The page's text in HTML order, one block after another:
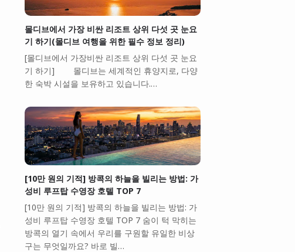
몰디브에서 가장 비싼 리조트 상위 다섯 곳 눈요
기 하기(몰디브 여행을 위한 필수 정보 정리)
[몰디브에서 가장비싼 리조트 상위 다섯 곳 눈요
기 하기] 몰디브는 세계적인 휴양지로, 다양
한 숙박 시설을 보유하고 있습니다.…
[10만 원의 기적] 방콕의 하늘을 빌리는 방법: 가
성비 루프탑 수영장 호텔 TOP 7
[10만 원의 기적] 방콕의 하늘을 빌리는 방법: 가
성비 루프탑 수영장 호텔 TOP 7 숨이 턱 막히는
방콕의 열기 속에서 우리를 구원할 유일한 비상
구는 무엇일까요? 바로 빌…